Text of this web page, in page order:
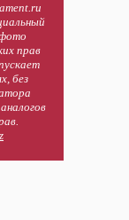
прав
без